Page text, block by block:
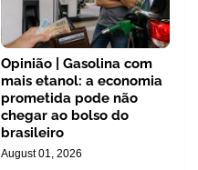
Opinião | Gasolina com
mais etanol: a economia
prometida pode não
chegar ao bolso do
brasileiro
August 01, 2026